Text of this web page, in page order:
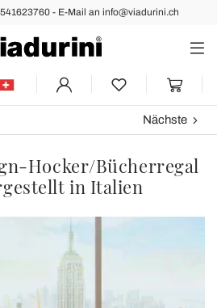
- E-Mail an info@viadurini.ch
Nächste
Hocker/Bücherregal
in Italien